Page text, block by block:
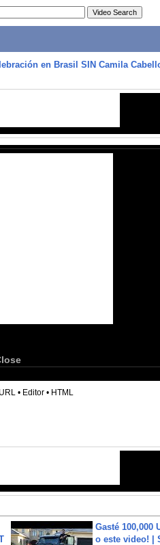
en Brasil SIN Camila
URL • Editor • HTML
Gasté 100,000
o este video! |